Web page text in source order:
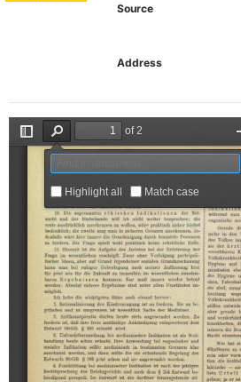
Source
Address